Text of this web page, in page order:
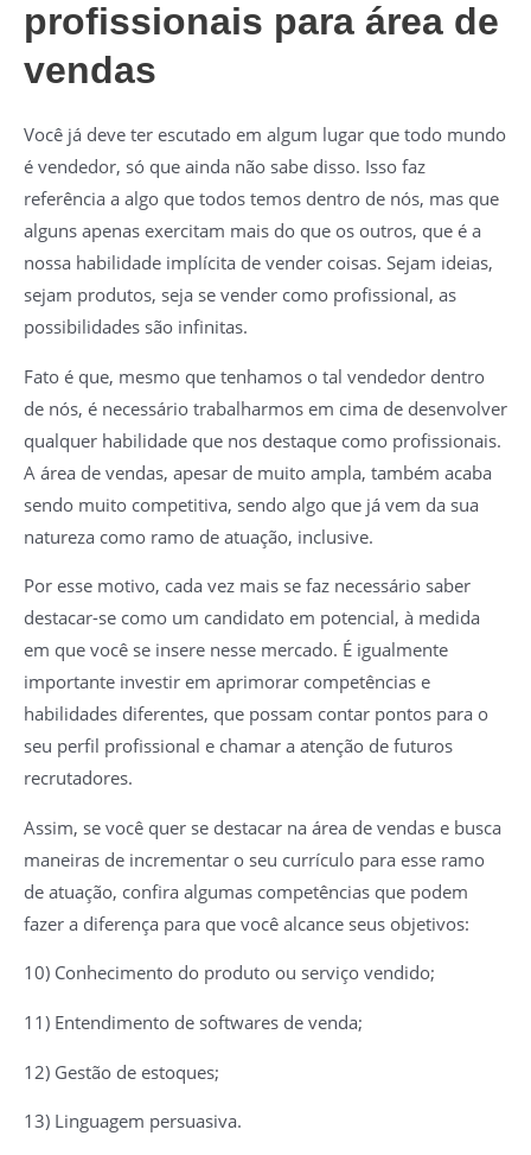
profissionais para área de
vendas
Você já deve ter escutado em algum lugar que todo mundo
é vendedor, só que ainda não sabe disso. Isso faz
referência a algo que todos temos dentro de nós, mas que
alguns apenas exercitam mais do que os outros, que é a
nossa habilidade implícita de vender coisas. Sejam ideias,
sejam produtos, seja se vender como profissional, as
possibilidades são infinitas.
Fato é que, mesmo que tenhamos o tal vendedor dentro
de nós, é necessário trabalharmos em cima de desenvolver
qualquer habilidade que nos destaque como profissionais.
A área de vendas, apesar de muito ampla, também acaba
sendo muito competitiva, sendo algo que já vem da sua
natureza como ramo de atuação, inclusive.
Por esse motivo, cada vez mais se faz necessário saber
destacar-se como um candidato em potencial, à medida
em que você se insere nesse mercado. É igualmente
importante investir em aprimorar competências e
habilidades diferentes, que possam contar pontos para o
seu perfil profissional e chamar a atenção de futuros
recrutadores.
Assim, se você quer se destacar na área de vendas e busca
maneiras de incrementar o seu currículo para esse ramo
de atuação, confira algumas competências que podem
fazer a diferença para que você alcance seus objetivos:
10) Conhecimento do produto ou serviço vendido;
11) Entendimento de softwares de venda;
12) Gestão de estoques;
13) Linguagem persuasiva.